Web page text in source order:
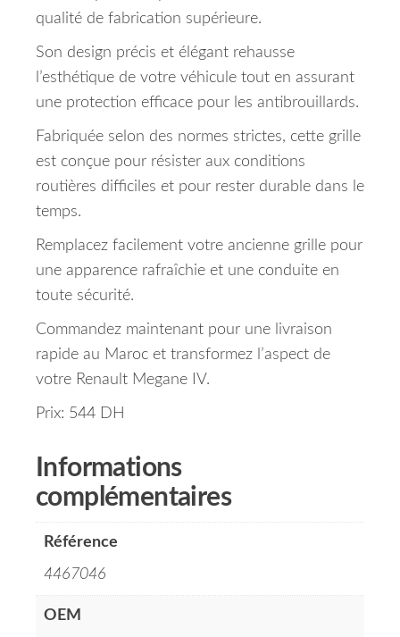
qualité de fabrication supérieure.
Son design précis et élégant rehausse
l’esthétique de votre véhicule tout en assurant
une protection efficace pour les antibrouillards.
Fabriquée selon des normes strictes, cette grille
est conçue pour résister aux conditions
routières difficiles et pour rester durable dans le
temps.
Remplacez facilement votre ancienne grille pour
une apparence rafraîchie et une conduite en
toute sécurité.
Commandez maintenant pour une livraison
rapide au Maroc et transformez l’aspect de
votre Renault Megane IV.
Prix: 544 DH
Informations
complémentaires
Référence
4467046
OEM